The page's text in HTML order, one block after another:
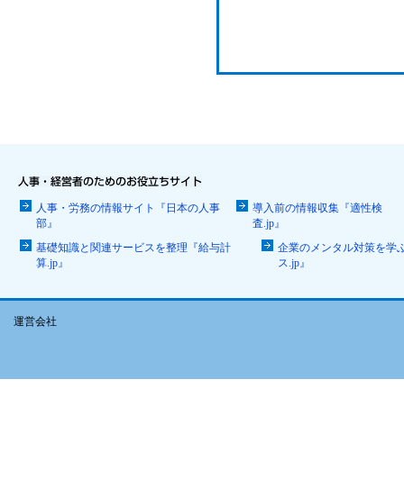
人事・労務の情報サイト『日本の人事
部』
導入前の情報収集『適性検
査.jp』
基礎知識と関連サービスを整理『給与計
算.jp』
企業のメンタル対策を学
ス.jp』
運営会社